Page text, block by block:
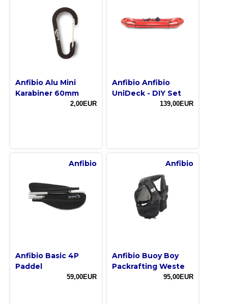
Anfibio Alu Mini
Karabiner 60mm
2,00EUR
Anfibio Anfibio
UniDeck - DIY Set
139,00EUR
Anfibio
Anfibio Basic 4P
Paddel
59,00EUR
Anfibio
Anfibio Buoy Boy
Packrafting Weste
95,00EUR